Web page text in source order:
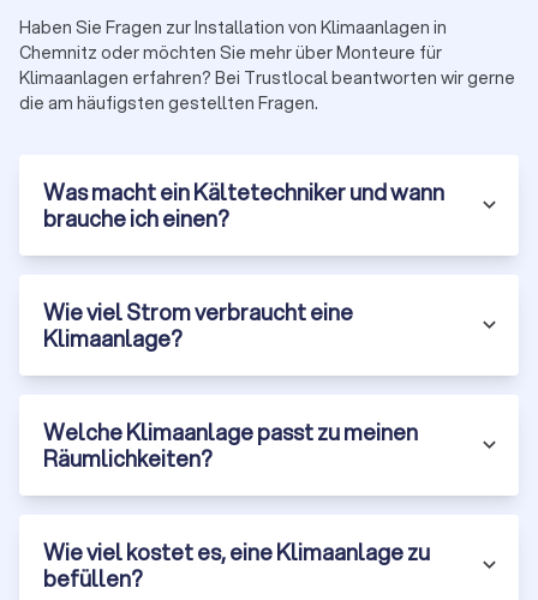
Haben Sie Fragen zur Installation von Klimaanlagen in
Chemnitz oder möchten Sie mehr über Monteure für
Klimaanlagen erfahren? Bei Trustlocal beantworten wir gerne
die am häufigsten gestellten Fragen.
Was macht ein Kältetechniker und wann
brauche ich einen?
Wie viel Strom verbraucht eine
Klimaanlage?
Welche Klimaanlage passt zu meinen
Räumlichkeiten?
Wie viel kostet es, eine Klimaanlage zu
befüllen?